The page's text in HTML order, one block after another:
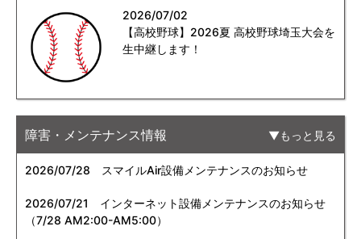
2026/07/02
【高校野球】2026夏 高校野球埼玉大会を
生中継します！
障害・メンテナンス情報 もっと見る
2026/07/28 スマイルAir設備メンテナンスのお知らせ
2026/07/21
インターネット設備メンテナンスのお知らせ
（7/28 AM2:00-AM5:00）